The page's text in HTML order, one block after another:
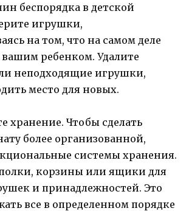
беспорядка в детской
игрушки,
на том, что на самом деле
вашим ребенком. Удалите
неподходящие игрушки,
место для новых.
хранение. Чтобы сделать
более организованной,
системы хранения.
корзины или ящики для
и принадлежностей. Это
все в определенном порядке